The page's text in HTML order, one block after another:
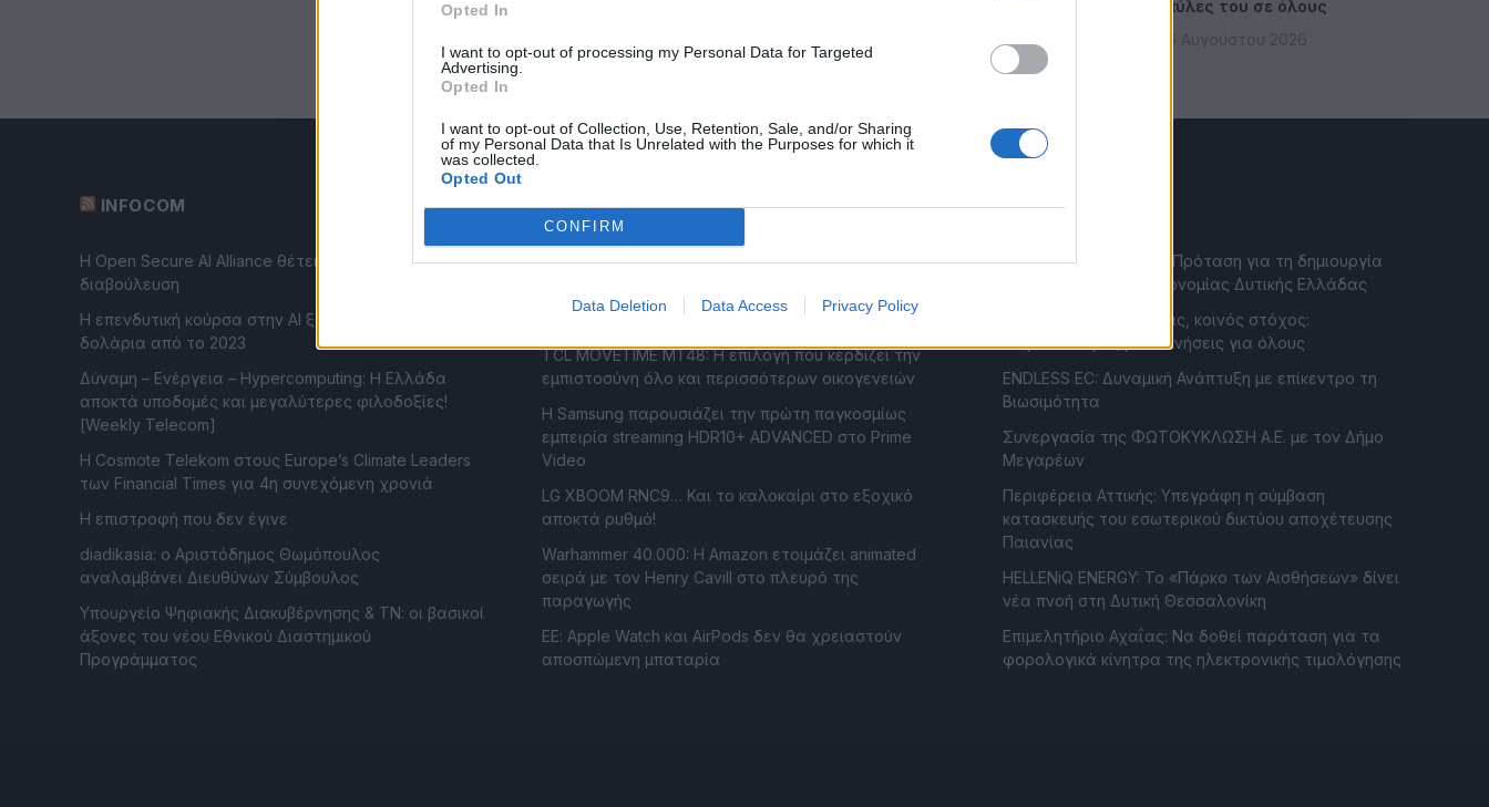
Opted In
I want to opt-out of processing my Personal Data for Targeted
Advertising.
Opted In
I want to opt-out of Collection, Use, Retention, Sale, and/or Sharing
of my Personal Data that Is Unrelated with the Purposes for which it
was collected.
Opted Out
CONFIRM
Data Deletion Data Access Privacy Policy
πύλες του σε όλους
6 Αυγούστου 2026
INFOCOM
Η Open Secure AI Alliance θέτει το SAFE σε δημόσια
διαβούλευση
Η επενδυτική κούρσα στην AI ξεπερνά το ένα τρισ.
δολάρια από το 2023
Δύναμη – Ενέργεια – Ηypercomputing: Η Ελλάδα
αποκτά υποδομές και μεγαλύτερες φιλοδοξίες!
[Weekly Telecom]
Η Cosmote Telekom στους Europe’s Climate Leaders
των Financial Times για 4η συνεχόμενη χρονιά
Η επιστροφή που δεν έγινε
diadikasia: ο Αριστόδημος Θωμόπουλος
αναλαμβάνει Διευθύνων Σύμβουλος
Υπουργείο Ψηφιακής Διακυβέρνησης & ΤΝ: οι βασικοί
άξονες του νέου Εθνικού Διαστημικού
Προγράμματος
DIGITAL LIFE
Η Monopoly γίνεται τηλεπαιχνίδι στο Netflix με
Νέες πληροφορίες για το smart speaker της OpenAI
TCL MOVETIME MT48: Η επιλογή που κερδίζει την
εμπιστοσύνη όλο και περισσότερων οικογενειών
Η Samsung παρουσιάζει την πρώτη παγκοσμίως
εμπειρία streaming HDR10+ ADVANCED στο Prime
Video
LG XBOOM RNC9… Και το καλοκαίρι στο εξοχικό
αποκτά ρυθμό!
Warhammer 40.000: Η Amazon ετοιμάζει animated
σειρά με τον Henry Cavill στο πλευρό της
παραγωγής
ΕΕ: Apple Watch και AirPods δεν θα χρειαστούν
αποσπώμενη μπαταρία
CITYGEN.GR
Επιμελητήριο Αχαΐας: Πρόταση για τη δημιουργία
Δικτύου Γαλάζιας Οικονομίας Δυτικής Ελλάδας
Συντονισμένες δράσεις, κοινός στόχος:
Ασφαλέστερες μετακινήσεις για όλους
ENDLESS EC: Δυναμική Ανάπτυξη με επίκεντρο τη
Βιωσιμότητα
Συνεργασία της ΦΩΤΟΚΥΚΛΩΣΗ Α.Ε. με τον Δήμο
Μεγαρέων
Περιφέρεια Αττικής: Υπεγράφη η σύμβαση
κατασκευής του εσωτερικού δικτύου αποχέτευσης
Παιανίας
HELLENiQ ENERGY: Το «Πάρκο των Αισθήσεων» δίνει
νέα πνοή στη Δυτική Θεσσαλονίκη
Επιμελητήριο Αχαΐας: Να δοθεί παράταση για τα
φορολογικά κίνητρα της ηλεκτρονικής τιμολόγησης